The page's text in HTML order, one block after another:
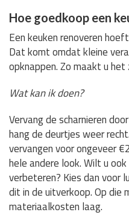
Hoe goedkoop een
Een keuken renoveren
Dat komt omdat kleine
opknappen. Zo maakt u
Wat kan ik doen?
Vervang de scharnieren
hang de deurtjes weer
vervangen voor ongeveer
hele andere look. Wilt u
verbeteren? Kies dan voor
dit in de uitverkoop. Op die
materiaalkosten laag.